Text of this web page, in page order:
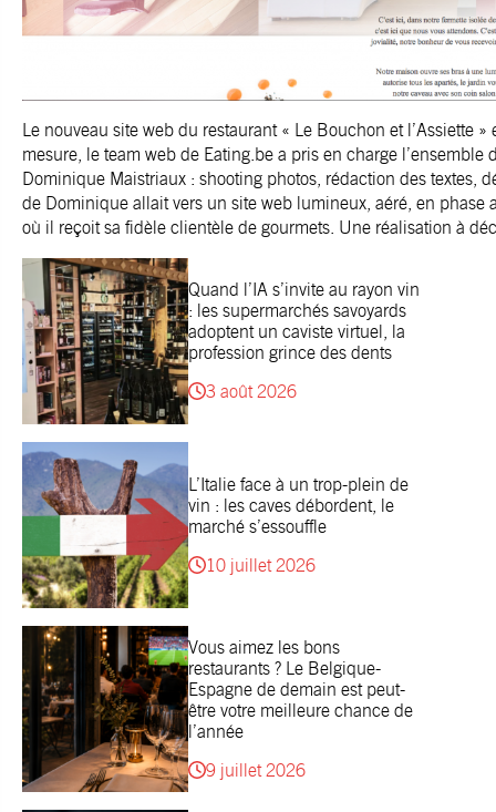
Le nouveau site web du restaurant « Le Bouchon et l’Assiette »
mesure, le team web de Eating.be a pris en charge l’ensemble
Dominique Maistriaux : shooting photos, rédaction des textes,
de Dominique allait vers un site web lumineux, aéré, en phase
où il reçoit sa fidèle clientèle de gourmets. Une réalisation à
Quand l’IA s’invite au rayon vin
: les supermarchés savoyards
adoptent un caviste virtuel, la
profession grince des dents
3 août 2026
L’Italie face à un trop-plein de
vin : les caves débordent, le
marché s’essouffle
10 juillet 2026
Vous aimez les bons
restaurants ? Le Belgique-
Espagne de demain est peut-
être votre meilleure chance de
l’année
9 juillet 2026